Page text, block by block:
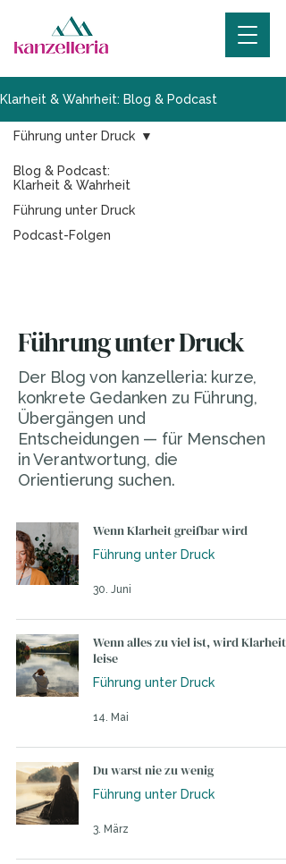
Klarheit & Wahrheit: Blog & Podcast
Blog & Podcast:
Klarheit & Wahrheit
Führung unter Druck
Podcast-Folgen
Führung unter Druck
Führung unter Druck
Der Blog von kanzelleria: kurze,
konkrete Gedanken zu Führung,
Übergängen und
Entscheidungen — für Menschen
in Verantwortung, die
Orientierung suchen.
Wenn Klarheit greifbar wird
Führung unter Druck
30. Juni
Wenn alles zu viel ist, wird Klarheit
leise
Führung unter Druck
14. Mai
Du warst nie zu wenig
Führung unter Druck
3. März